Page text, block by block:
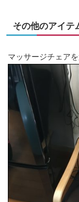
その他のアイテ
マッサージチェアを